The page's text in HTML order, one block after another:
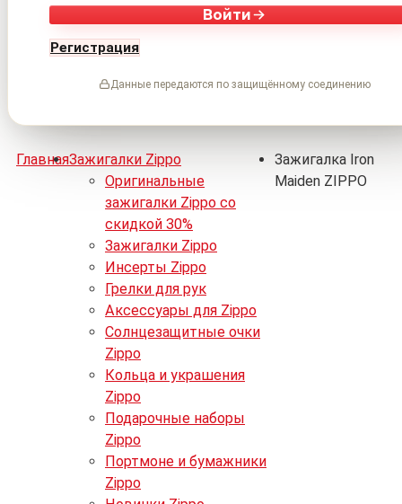
Войти
Регистрация
Данные передаются по защищённому соединению
ГлавнаяЗажигалки Zippo
Оригинальные
зажигалки Zippo со
скидкой 30%
Зажигалки Zippo
Инсерты Zippo
Грелки для рук
Аксессуары для Zippo
Солнцезащитные очки
Zippo
Кольца и украшения
Zippo
Подарочные наборы
Zippo
Портмоне и бумажники
Zippo
Зажигалка Iron
Maiden ZIPPO